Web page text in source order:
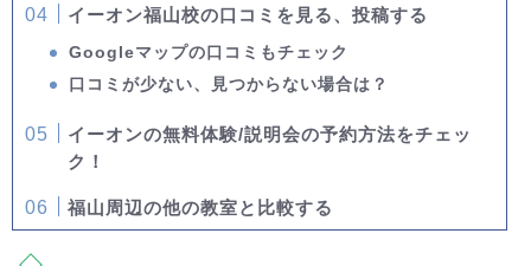
イーオン福山校の口コミを見る、投稿する
Googleマップの口コミもチェック
口コミが少ない、見つからない場合は？
イーオンの無料体験/説明会の予約方法をチェッ
ク！
福山周辺の他の教室と比較する